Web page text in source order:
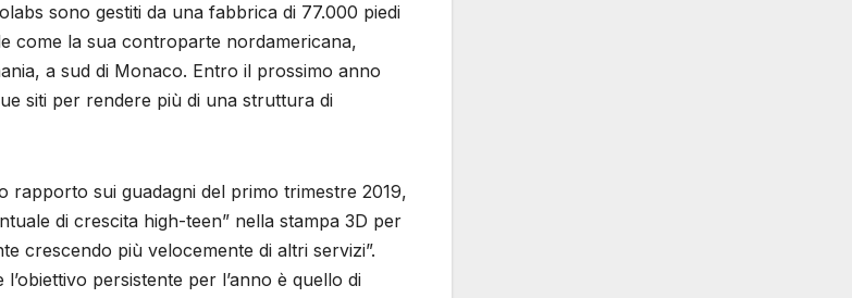
sono gestiti da una fabbrica di 77.000 piedi
come la sua controparte nordamericana,
a sud di Monaco. Entro il prossimo anno
siti per rendere più di una struttura di
sui guadagni del primo trimestre 2019,
di crescita high-teen” nella stampa 3D per
crescendo più velocemente di altri servizi”.
persistente per l’anno è quello di